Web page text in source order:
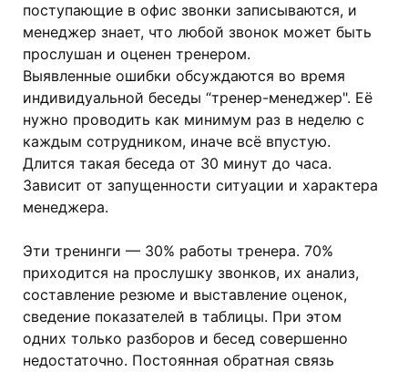
поступающие в офис звонки записываются, и
менеджер знает, что любой звонок может быть
прослушан и оценен тренером.
Выявленные ошибки обсуждаются во время
индивидуальной беседы “тренер-менеджер". Её
нужно проводить как минимум раз в неделю с
каждым сотрудником, иначе всё впустую.
Длится такая беседа от 30 минут до часа.
Зависит от запущенности ситуации и характера
менеджера.
Эти тренинги — 30% работы тренера. 70%
приходится на прослушку звонков, их анализ,
составление резюме и выставление оценок,
сведение показателей в таблицы. При этом
одних только разборов и бесед совершенно
недостаточно. Постоянная обратная связь